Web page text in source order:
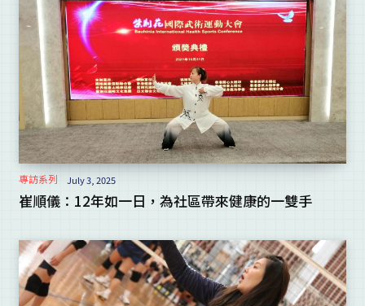
專訪系列 July 3, 2025
崔順儀：12年如一日，為社區帶來健康的一雙手